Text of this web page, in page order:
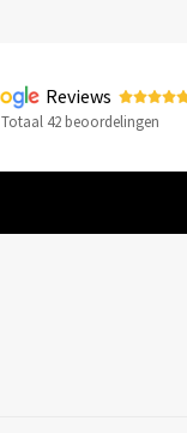
Reviews
Totaal 42 beoordelingen